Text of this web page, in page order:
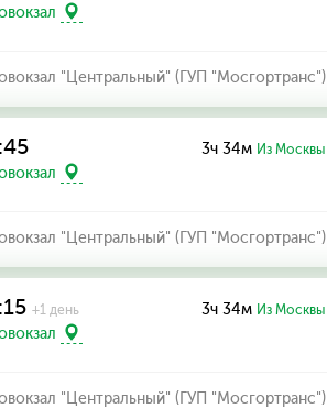
"Центральный" (ГУП "Мосгортранс")
3ч 34м Из Москвы
"Центральный" (ГУП "Мосгортранс")
+1 день 3ч 34м Из Москвы
"Центральный" (ГУП "Мосгортранс")